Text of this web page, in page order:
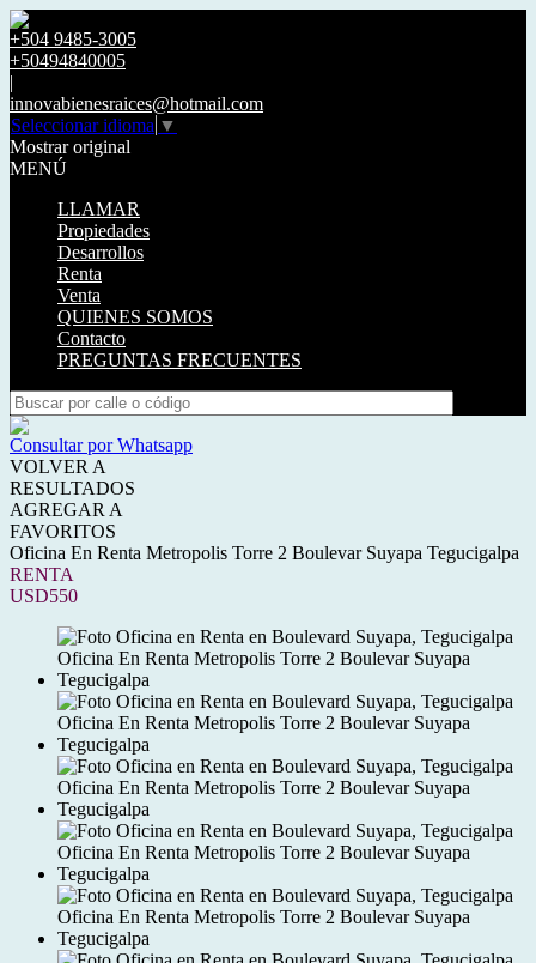
+504 9485-3005
+50494840005
|
innovabienesraices@hotmail.com
Seleccionar idioma ▼
Mostrar original
MENÚ
LLAMAR
Propiedades
Desarrollos
Renta
Venta
QUIENES SOMOS
Contacto
PREGUNTAS FRECUENTES
Consultar por Whatsapp
VOLVER A
RESULTADOS
AGREGAR A
FAVORITOS
Oficina En Renta Metropolis Torre 2 Boulevar Suyapa Tegucigalpa
RENTA
USD550